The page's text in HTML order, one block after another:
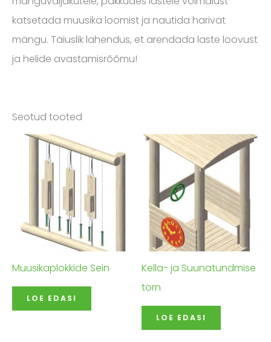
katsetada muusika loomist ja nautida harivat
mängu. Täiuslik lahendus, et arendada laste loovust
ja helide avastamisrõõmu!
Seotud tooted
Muusikaplokkide Sein
LOE EDASI
Kella- ja Suunatundmise
torn
LOE EDASI